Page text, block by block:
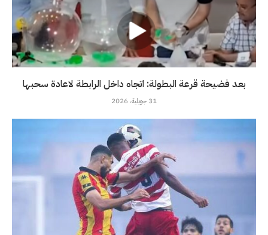
بعد فضيحة قرعة البطولة: اتجاه داخل الرابطة لاعادة سحبها
31 جويلية، 2026